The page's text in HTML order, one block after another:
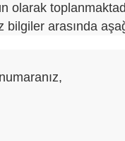
olarak
bilgiler arasında